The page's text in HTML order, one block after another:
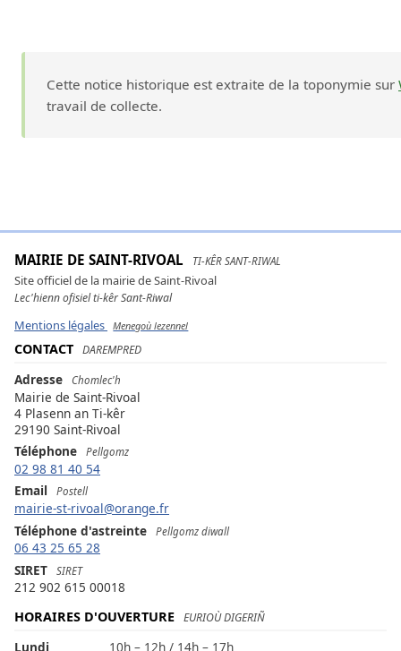
Cette notice historique est extraite de la toponymie sur
travail de collecte.
MAIRIE DE SAINT-RIVOAL TI-KÊR SANT-RIWAL
Site officiel de la mairie de Saint-Rivoal
Lec'hienn ofisiel ti-kêr Sant-Riwal
Mentions légales Menegoù lezennel
CONTACT DAREMPRED
Adresse Chomlec'h
Mairie de Saint-Rivoal
4 Plasenn an Ti-kêr
29190 Saint-Rivoal
Téléphone
Pellgomz
02 98 81 40 54
Email
Postell
mairie-st-rivoal@orange.fr
Téléphone d'astreinte
Pellgomz diwall
06 43 25 65 28
SIRET
SIRET
212 902 615 00018
HORAIRES D'OUVERTURE
EURIOÙ DIGERIÑ
Lundi 10h – 12h / 14h – 17h